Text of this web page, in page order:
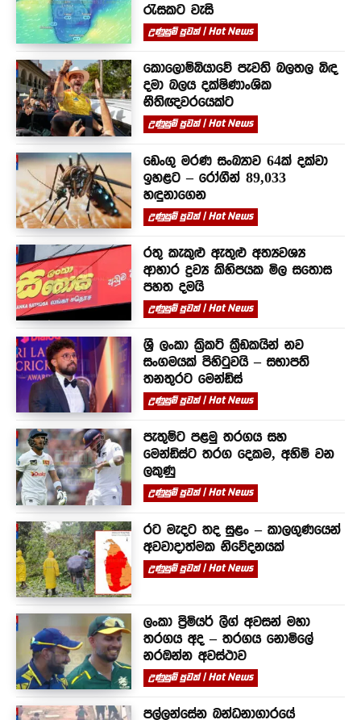
රැසකට වැසි
උණුසුම් පුවත් | Hot News
කොලොම්බියාවේ පැවති බලතල බිඳ
දමා බලය දක්ෂිණාංශික
නීතිඥවරයෙක්ට
උණුසුම් පුවත් | Hot News
ඩෙංගු මරණ සංඛ්‍යාව 64ක් දක්වා
ඉහළට – රෝගීන් 89,033
හඳුනාගෙන
උණුසුම් පුවත් | Hot News
රතු කැකුළු ඇතුළු අත්‍යවශ්‍ය
ආහාර ද්‍රව්‍ය කිහිපයක මිල සතොස
පහත දමයි
උණුසුම් පුවත් | Hot News
ශ්‍රී ලංකා ක්‍රිකට් ක්‍රීඩකයින් නව
සංගමයක් පිහිටුවයි – සභාපති
තනතුරට මෙන්ඩිස්
උණුසුම් පුවත් | Hot News
පැතුම්ට පළමු තරගය සහ
මෙන්ඩිස්ට තරග දෙකම, අහිමි වන
ලකුණු
උණුසුම් පුවත් | Hot News
රට මැදට තද සුළං – කාලගුණයෙන්
අවවාදාත්මක නිවේදනයක්
උණුසුම් පුවත් | Hot News
ලංකා ප්‍රිමියර් ලීග් අවසන් මහා
තරගය අද – තරගය නොමිලේ
නරඹන්න අවස්ථාව
උණුසුම් පුවත් | Hot News
පල්ලන්සේන බන්ධනාගාරයේ